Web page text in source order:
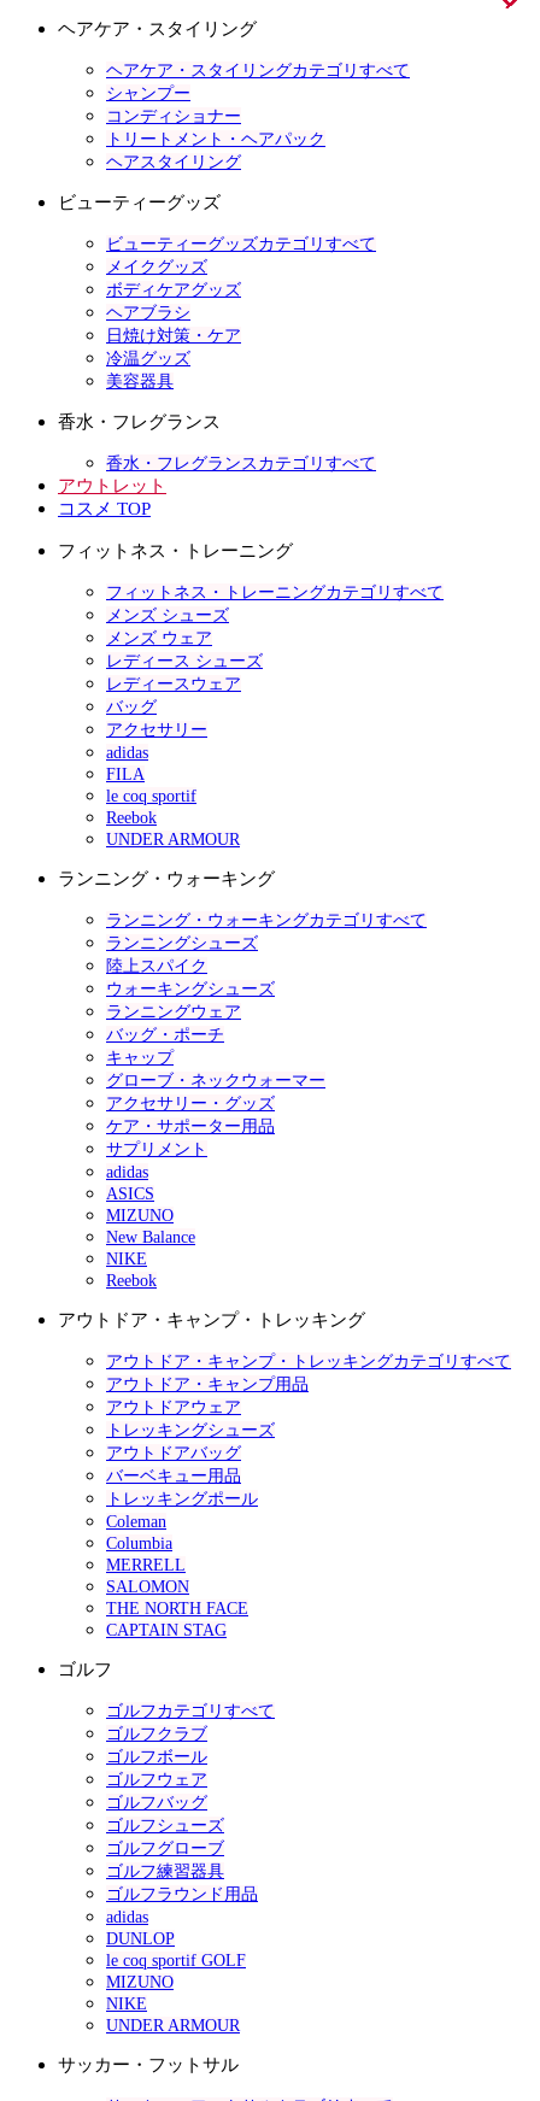
ヘアケア・スタイリング
ヘアケア・スタイリングカテゴリすべて
シャンプー
コンディショナー
トリートメント・ヘアパック
ヘアスタイリング
ビューティーグッズ
ビューティーグッズカテゴリすべて
メイクグッズ
ボディケアグッズ
ヘアブラシ
日焼け対策・ケア
冷温グッズ
美容器具
香水・フレグランス
香水・フレグランスカテゴリすべて
アウトレット
コスメ TOP
フィットネス・トレーニング
フィットネス・トレーニングカテゴリすべて
メンズ シューズ
メンズ ウェア
レディース シューズ
レディースウェア
バッグ
アクセサリー
adidas
FILA
le coq sportif
Reebok
UNDER ARMOUR
ランニング・ウォーキング
ランニング・ウォーキングカテゴリすべて
ランニングシューズ
陸上スパイク
ウォーキングシューズ
ランニングウェア
バッグ・ポーチ
キャップ
グローブ・ネックウォーマー
アクセサリー・グッズ
ケア・サポーター用品
サプリメント
adidas
ASICS
MIZUNO
New Balance
NIKE
Reebok
アウトドア・キャンプ・トレッキング
アウトドア・キャンプ・トレッキングカテゴリすべて
アウトドア・キャンプ用品
アウトドアウェア
トレッキングシューズ
アウトドアバッグ
バーベキュー用品
トレッキングポール
Coleman
Columbia
MERRELL
SALOMON
THE NORTH FACE
CAPTAIN STAG
ゴルフ
ゴルフカテゴリすべて
ゴルフクラブ
ゴルフボール
ゴルフウェア
ゴルフバッグ
ゴルフシューズ
ゴルフグローブ
ゴルフ練習器具
ゴルフラウンド用品
adidas
DUNLOP
le coq sportif GOLF
MIZUNO
NIKE
UNDER ARMOUR
サッカー・フットサル